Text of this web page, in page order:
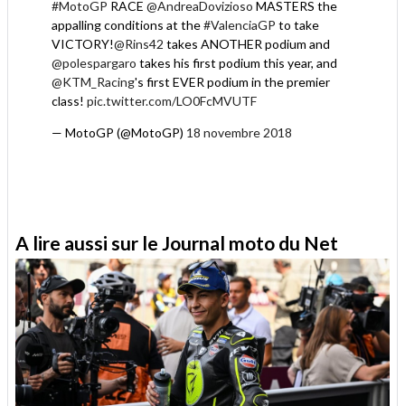
#MotoGP RACE @AndreaDovizioso MASTERS the
appalling conditions at the#ValenciaGP to take
VICTORY!@Rins42 takes ANOTHER podium and
@polespargaro takes his first podium this year, and
@KTM_Racing's first EVER podium in the premier
class! pic.twitter.com/LO0FcMVUTF
— MotoGP (@MotoGP) 18 novembre 2018
A lire aussi sur le Journal moto du Net